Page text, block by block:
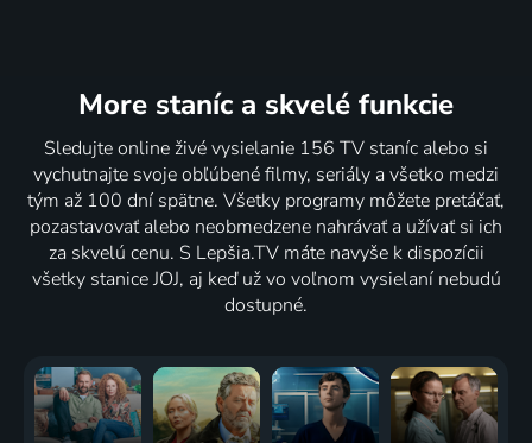
More staníc a skvelé funkcie
Sledujte online živé vysielanie 156 TV staníc alebo si
vychutnajte svoje obľúbené filmy, seriály a všetko medzi
tým až 100 dní spätne. Všetky programy môžete pretáčať,
pozastavovať alebo neobmedzene nahrávať a užívať si ich
za skvelú cenu. S Lepšia.TV máte navyše k dispozícii
všetky stanice JOJ, aj keď už vo voľnom vysielaní nebudú
dostupné.